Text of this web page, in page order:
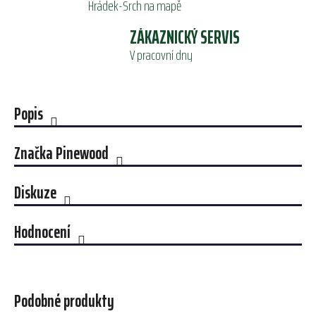
Hrádek-Srch na mapě
ZÁKAZNICKÝ SERVIS
V pracovní dny
Popis
ZnačkaPinewood
Diskuze
Hodnocení
Podobné produkty